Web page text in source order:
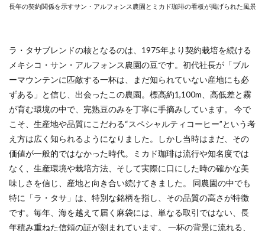
長年の契約関係を示すサン・アルフォンス農園とミカド珈琲の看板が掲げられた風景
ラ・タサブレンドの核となるのは、1975年より契約栽培を続ける
メキシコ・サン・アルフォンス農園の豆です。初代社長が「ブル
ーマウンテンに匹敵する一杯は、まだ知られていない産地にも必
ずある」と信じ、出会ったこの農園。標高約1,100m、高低差と霧
が育む環境の中で、完熟豆のみを丁寧に手摘みしています。 今で
こそ、生産地や品質にこだわる“スペシャルティコーヒー”という考
え方は広く知られるようになりました。しかし当時はまだ、その
価値が一般的ではなかった時代。ミカド珈琲は流行や知名度では
なく、生産環境や栽培方法、そして実際に口にした時の確かな美
味しさを信じ、産地と向き合い続けてきました。 同農園の中でも
特に「ラ・タサ」は、特別な銘柄を指し、その品質の高さが特徴
です。毎年、海を越えて届く麻袋には、単なる取引ではない、長
年積み重ねた信頼の証が刻まれています。 一杯の背景に流れる、